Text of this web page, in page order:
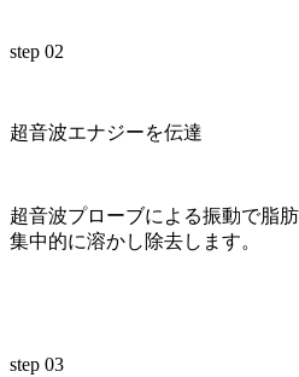
step 02
超音波エナジーを伝達
超音波プローブによる振動で脂
集中的に溶かし除去します。
step 03